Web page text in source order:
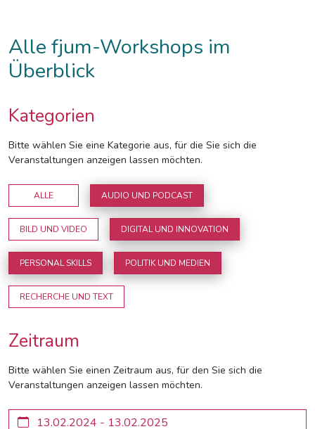
Alle fjum-Workshops im
Überblick
Kategorien
Bitte wählen Sie eine Kategorie aus, für die Sie sich die
Veranstaltungen anzeigen lassen möchten.
ALLE AUDIO UND PODCAST
BILD UND VIDEO DIGITAL UND INNOVATION
PERSONAL SKILLS POLITIK UND MEDIEN
RECHERCHE UND TEXT
Zeitraum
Bitte wählen Sie einen Zeitraum aus, für den Sie sich die
Veranstaltungen anzeigen lassen möchten.